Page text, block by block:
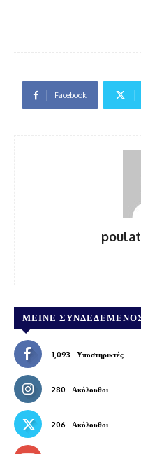
Facebook
ΜΕΊΝΕ
1,093 Υποστηρικτές
280 Ακόλουθοι
206 Ακόλουθοι